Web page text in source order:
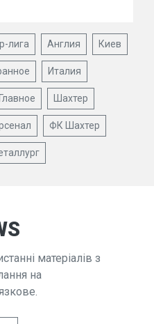
лига Англия Киев
Италия
Главное Шахтер
ФК Шахтер
матеріалів з
на